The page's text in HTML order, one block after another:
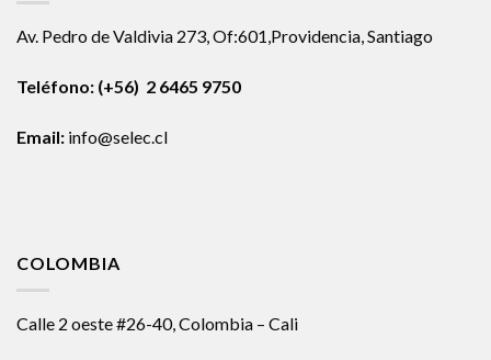
Av. Pedro de Valdivia 273, Of:601,Providencia, Santiago
Teléfono: (+56) 2 6465 9750
Email: info@selec.cl
COLOMBIA
Calle 2 oeste #26-40, Colombia – Cali